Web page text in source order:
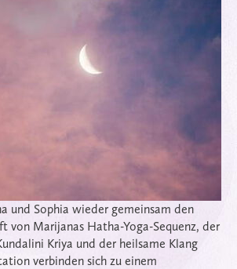
und Sophia wieder gemeinsam den
von Marijanas Hatha-Yoga-Sequenz, der
Kriya und der heilsame Klang
verbinden sich zu einem